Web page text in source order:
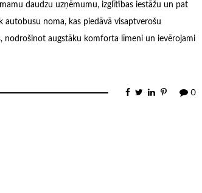
daudzu uzņēmumu, izglītības iestāžu un pat
autobusu noma, kas piedāvā visaptverošu
nodrošinot augstāku komforta līmeni un ievērojami
0